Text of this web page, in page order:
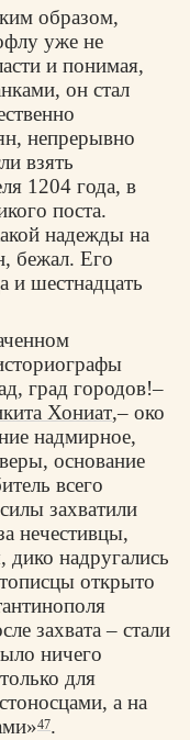
образом,
уже не
и понимая,
он стал
непрерывно
взять
1204 года, в
поста.
надежды на
бежал. Его
и шестнадцать
град городов!–
Хониат,– око
надмирное,
основание
всего
захватили
нечестивцы,
надругались
открыто
захвата – стали
ничего
для
а на
47.